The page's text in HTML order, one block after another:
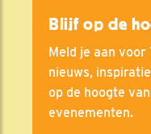
Blijf op de
Meld je aan voor
nieuws,
op de hoogte
evenementen.